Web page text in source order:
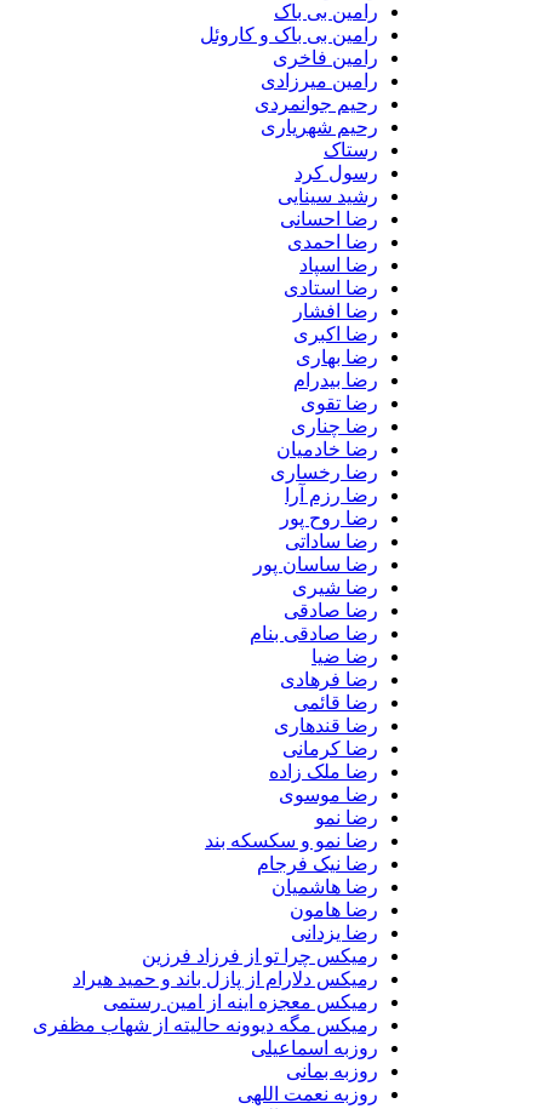
رامین بی باک
رامین بی باک و کاروئل
رامین فاخری
رامین میرزادی
رحیم جوانمردی
رحیم شهریاری
رستاک
رسول کرد
رشید سینایی
رضا احسانی
رضا احمدی
رضا اسپاد
رضا استادی
رضا افشار
رضا اکبری
رضا بهاری
رضا بیدرام
رضا تقوی
رضا چناری
رضا خادمیان
رضا رخساری
رضا رزم آرا
رضا روح پور
رضا ساداتی
رضا ساسان پور
رضا شیری
رضا صادقی
رضا صادقی بنام
رضا ضیا
رضا فرهادی
رضا قائمی
رضا قندهاری
رضا کرمانی
رضا ملک زاده
رضا موسوی
رضا نمو
رضا نمو و سکسکه بند
رضا نیک فرجام
رضا هاشمیان
رضا هامون
رضا یزدانی
رمیکس چرا تو از فرزاد فرزین
رمیکس دلارام از پازل باند و حمید هیراد
رمیکس معجزه اینه از امین رستمی
رمیکس مگه دیوونه حالیته از شهاب مظفری
روزبه اسماعیلی
روزبه بمانی
روزبه نعمت اللهی